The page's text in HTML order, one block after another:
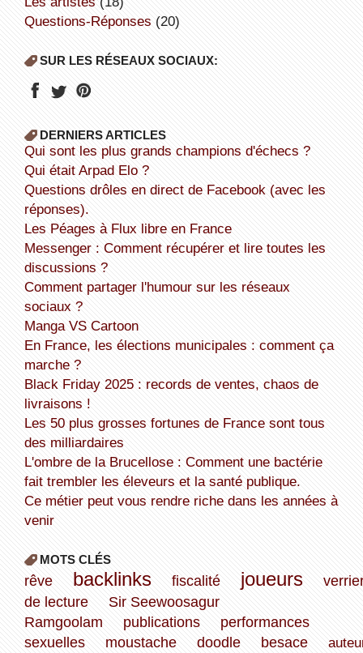
Questions-Réponses (20)
SUR LES RÉSEAUX SOCIAUX:
DERNIERS ARTICLES
Qui sont les plus grands champions d'échecs ?
Qui était Arpad Elo ?
Questions drôles en direct de Facebook (avec les
réponses).
Les Péages à Flux libre en France
Messenger : Comment récupérer et lire toutes les
discussions ?
Comment partager l'humour sur les réseaux
sociaux ?
Manga VS Cartoon
En France, les élections municipales : comment ça
marche ?
Black Friday 2025 : records de ventes, chaos de
livraisons !
Les 50 plus grosses fortunes de France sont tous
des milliardaires
L'ombre de la Brucellose : Comment une bactérie
fait trembler les éleveurs et la santé publique.
Ce métier peut vous rendre riche dans les années à
venir
MOTS CLÉS
rêve backlinks fiscalité joueurs
de lecture
Sir Seewoosagur
Ramgoolam
publications
performances
sexuelles
moustache doodle besace